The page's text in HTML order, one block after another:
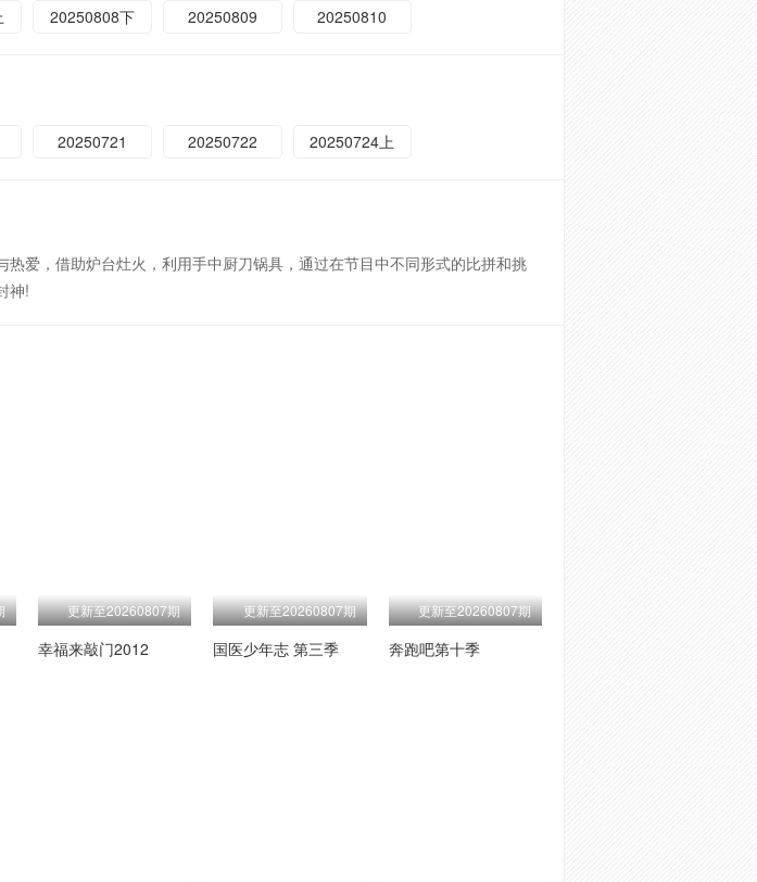
20250808下 20250809 20250810
20250721 20250722 20250724上
，借助炉台灶火，利用手中厨刀锅具，通过在节目中不同形式的比拼和挑
神!
更新至20260807期
幸福来敲门2012
更新至20260807期
国医少年志 第三季
更新至20260807期
奔跑吧第十季